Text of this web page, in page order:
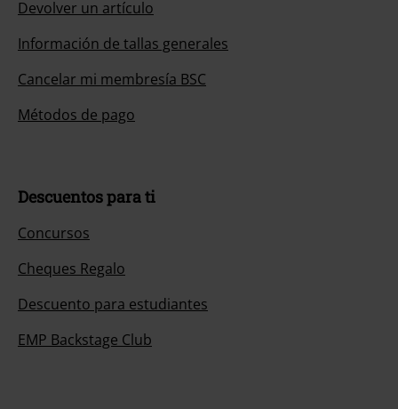
Devolver un artículo
Información de tallas generales
Cancelar mi membresía BSC
Métodos de pago
Descuentos para ti
Concursos
Cheques Regalo
Descuento para estudiantes
EMP Backstage Club